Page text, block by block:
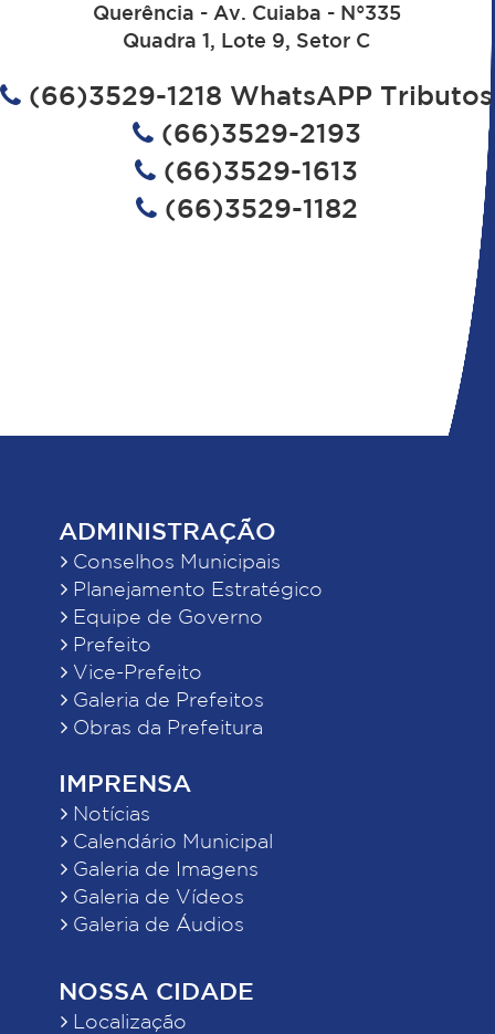
Querência - Av. Cuiaba - N°335
Quadra 1, Lote 9, Setor C
(66)3529-1218 WhatsAPP Tributos
(66)3529-2193
(66)3529-1613
(66)3529-1182
ADMINISTRAÇÃO
Conselhos Municipais
Planejamento Estratégico
Equipe de Governo
Prefeito
Vice-Prefeito
Galeria de Prefeitos
Obras da Prefeitura
IMPRENSA
Notícias
Calendário Municipal
Galeria de Imagens
Galeria de Vídeos
Galeria de Áudios
NOSSA CIDADE
Localização